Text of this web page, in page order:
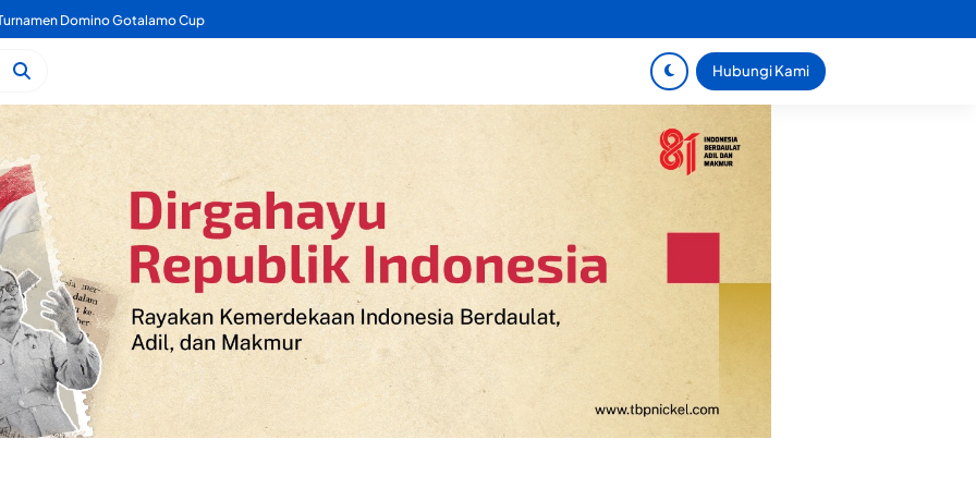
Labkesmas Morotai Terus Berjalan
Hubungi Kami